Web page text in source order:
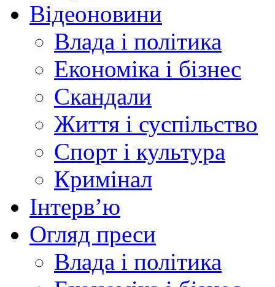
Відеоновини
Влада і політика
Економіка і бізнес
Скандали
Життя і суспільство
Спорт і культура
Кримінал
Інтерв’ю
Огляд преси
Влада і політика